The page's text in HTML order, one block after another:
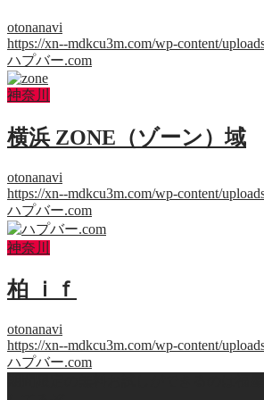
otonanavi
https://xn--mdkcu3m.com/wp-content/
ハプバー.com
神奈川
横浜 ZONE（ゾーン）域
otonanavi
https://xn--mdkcu3m.com/wp-content/
ハプバー.com
神奈川
柏 ｉｆ
otonanavi
https://xn--mdkcu3m.com/wp-content/
ハプバー.com